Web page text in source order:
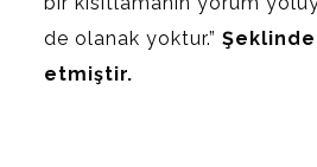
de olanak yoktur.”
etmiştir.